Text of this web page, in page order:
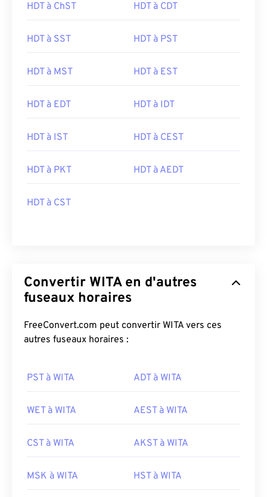
HDT à ChST HDT à CDT
HDT à SST HDT à PST
HDT à MST HDT à EST
HDT à EDT HDT à IDT
HDT à IST HDT à CEST
HDT à PKT HDT à AEDT
HDT à CST
Convertir WITA en d'autres
fuseaux horaires
FreeConvert.com peut convertir WITA vers ces
autres fuseaux horaires :
PST à WITA ADT à WITA
WET à WITA AEST à WITA
CST à WITA AKST à WITA
MSK à WITA HST à WITA